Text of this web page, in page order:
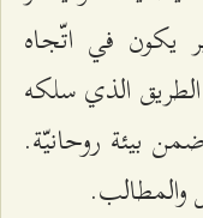
يكون في اتّجاه
الذي سلكه
بيئة روحانيّة.
والمطالب.